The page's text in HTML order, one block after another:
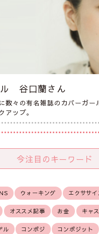
谷口蘭さん
数々の有名雑誌のカバーガー
アップ。
今注目のキーワード
ウォーキング エクササイ
オススメ記事 お金 キャ
ル コンポジ コンポジット